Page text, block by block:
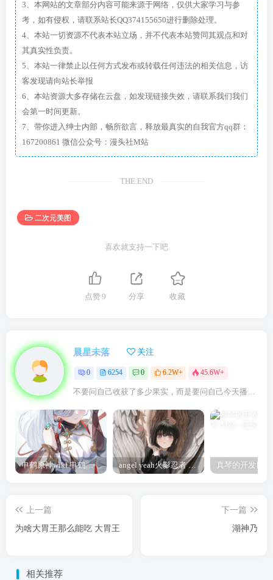
3、本网站的文章部分内容可能来源于网络，仅供大家学习与参
考，如有侵权，请联系站长QQ374155650进行删除处理。
4、本站一切资源不代表本站立场，并不代表本站赞同其观点和对
其真实性负责。
5、本站一律禁止以任何方式发布或转载任何违法的相关信息，访
客发现请向站长举报
6、本站资源大多存储在云盘，如发现链接失效，请联系我们我们
会第一时间更新。
7、带你进入绅士内部，畅所欲言，释放最真实的自我官方qq群：
167200861 微信公众号：漫头社M站
THE END
二次元美图
喜欢就支持一下吧
点赞9 分享 收藏
晨星未落 关注
0 6254 0 6.2W+ 45.6W+
不要问自己收获了多少果实，而是要问自己今天播种了多少种子
申鹤原神wiki 申鹤诞辰祭 angel yeah火影忍者 Angel
上一篇
为啥大胃王那么能吃 大胃王
下一篇
湖神乃
相关推荐